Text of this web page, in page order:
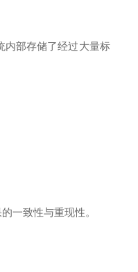
内部存储了经过大量标
一致性与重现性。